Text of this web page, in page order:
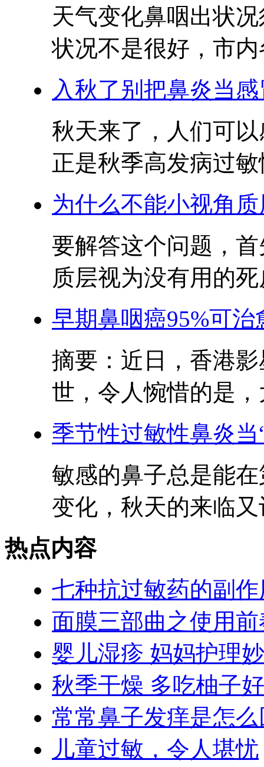
天气变化鼻咽出状
状况不是很好，市
入秋了别把鼻炎当
秋天来了，人们可
正是秋季高发病过
为什么不能小视角
要解答这个问题，
质层视为没有用的
早期鼻咽癌95%可治
摘要：近日，香港
世，令人惋惜的是
季节性过敏性鼻炎当
敏感的鼻子总是能
变化，秋天的来临
热点内容
七种抗过敏药的副作
面膜三部曲之使用前
婴儿湿疹 妈妈护理
秋季干燥 多吃柚子好
常常鼻子发痒是怎么
儿童过敏，令人堪忧